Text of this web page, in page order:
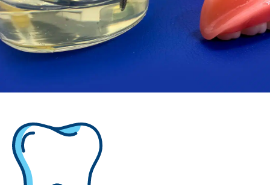
Nous joindre
819 525-7755
Español